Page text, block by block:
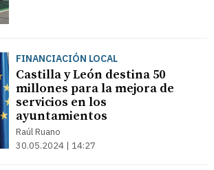
FINANCIACIÓN LOCAL
Castilla y León destina 50
millones para la mejora de
servicios en los
ayuntamientos
Raúl Ruano
30.05.2024 | 14:27